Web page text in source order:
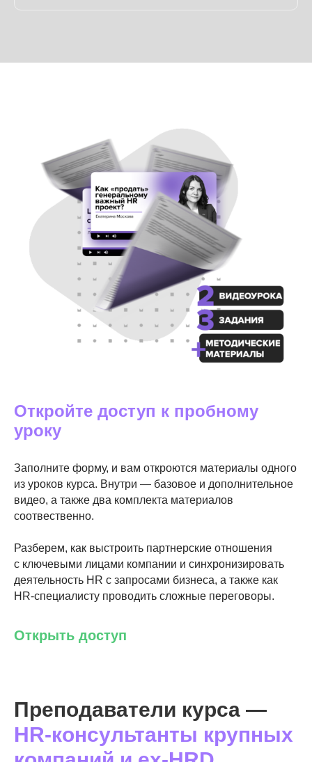
Откройте доступ к пробному
уроку
Заполните форму, и вам откроются материалы одного
из уроков курса. Внутри — базовое и дополнительное
видео, а также два комплекта материалов
соотвественно.
Разберем, как выстроить партнерские отношения
с ключевыми лицами компании и синхронизировать
деятельность HR с запросами бизнеса, а также как
HR-специалисту проводить сложные переговоры.
Открыть доступ
Преподаватели курса —
HR-консультанты крупных